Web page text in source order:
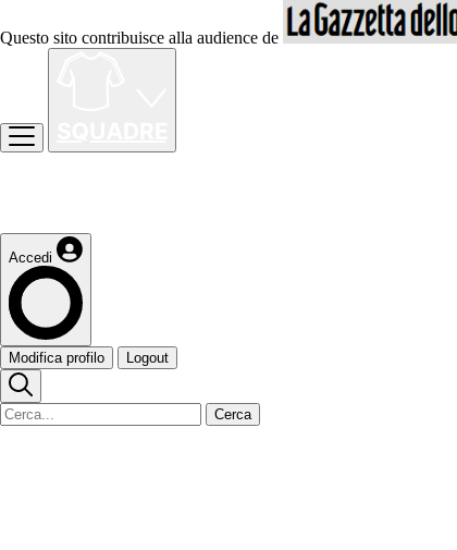
Questo sito contribuisce alla audience de
Accedi
Modifica profilo Logout
Cerca